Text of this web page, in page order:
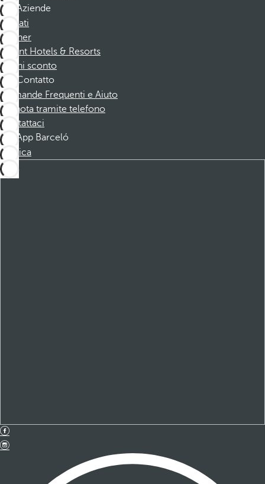
Aziende
Affiliati
Partner
Dorint Hotels & Resorts
Buoni sconto
Contatto
Domande Frequenti e Aiuto
Prenota tramite telefono
Contattaci
App Barceló
Scarica